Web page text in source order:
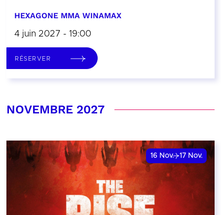
HEXAGONE MMA WINAMAX
4 juin 2027 - 19:00
RÉSERVER
NOVEMBRE 2027
16 Nov. 17 Nov.